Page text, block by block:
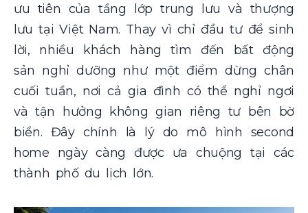
ưu tiên của tầng lớp trung lưu và thượng
lưu tại Việt Nam. Thay vì chỉ đầu tư để sinh
lời, nhiều khách hàng tìm đến bất động
sản nghỉ dưỡng như một điểm dừng chân
cuối tuần, nơi cả gia đình có thể nghỉ ngơi
và tận hưởng không gian riêng tư bên bờ
biển. Đây chính là lý do mô hình second
home ngày càng được ưa chuộng tại các
thành phố du lịch lớn.